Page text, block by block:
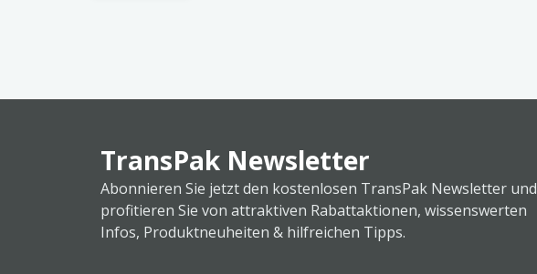
TransPak Newsletter
Abonnieren Sie jetzt den kostenlosen TransPak Newsletter und
profitieren Sie von attraktiven Rabattaktionen, wissenswerten
Infos, Produktneuheiten & hilfreichen Tipps.